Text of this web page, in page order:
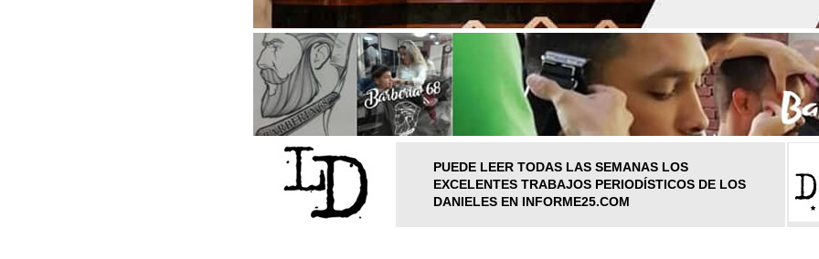
PUEDE LEER TODAS LAS SEMANAS LOS
EXCELENTES TRABAJOS PERIODÍSTICOS DE LOS
DANIELES EN INFORME25.COM